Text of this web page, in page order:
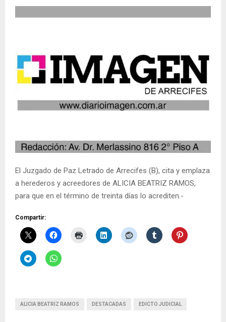
El Juzgado de Paz Letrado de Arrecifes (B), cita y emplaza
a herederos y acreedores de ALICIA BEATRIZ RAMOS,
para que en el término de treinta días lo acrediten.-
Compartir:
ALICIA BEATRIZ RAMOS DESTACADAS EDICTO JUDICIAL